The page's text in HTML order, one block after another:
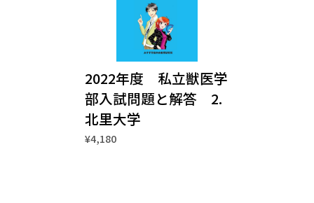
2022年度 私立獣医学
部入試問題と解答 2.
北里大学
¥4,180